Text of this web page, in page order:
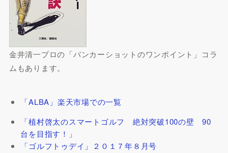
金井清一プロの「バンカーショットのワンポイント」コラ
ムもあります。
「ALBA」楽天市場での一覧
「植村啓太のスマートゴルフ 絶対突破100の壁 90
台を目指す！」
「ゴルフトゥデイ」２０１７年８月号